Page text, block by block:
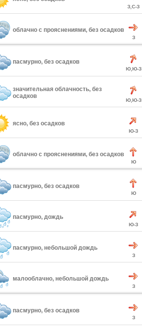
З,С-З
облачно с прояснениями, без осадков
З
пасмурно, без осадков
Ю,Ю-З
значительная облачность, без
осадков
Ю,Ю-З
ясно, без осадков
Ю-З
облачно с прояснениями, без осадков
Ю
пасмурно, без осадков
Ю
пасмурно, дождь
Ю-З
пасмурно, небольшой дождь
З
малооблачно, небольшой дождь
З
пасмурно, без осадков
З